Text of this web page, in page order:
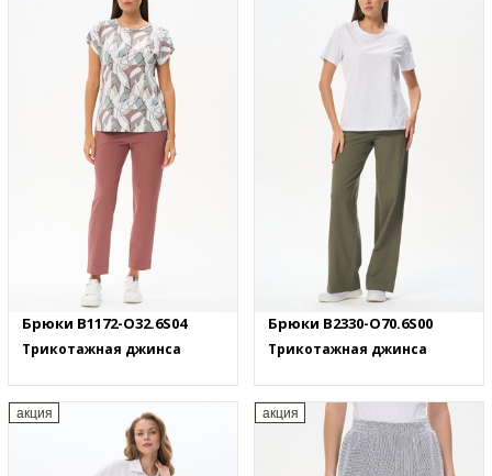
Брюки B1172-O32.6S04
Трикотажная джинса
Брюки B2330-O70.6S00
Трикотажная джинса
акция акция